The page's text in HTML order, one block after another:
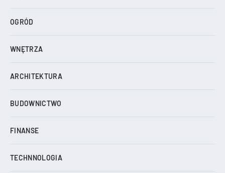
OGRÓD
WNĘTRZA
ARCHITEKTURA
BUDOWNICTWO
FINANSE
TECHNNOLOGIA